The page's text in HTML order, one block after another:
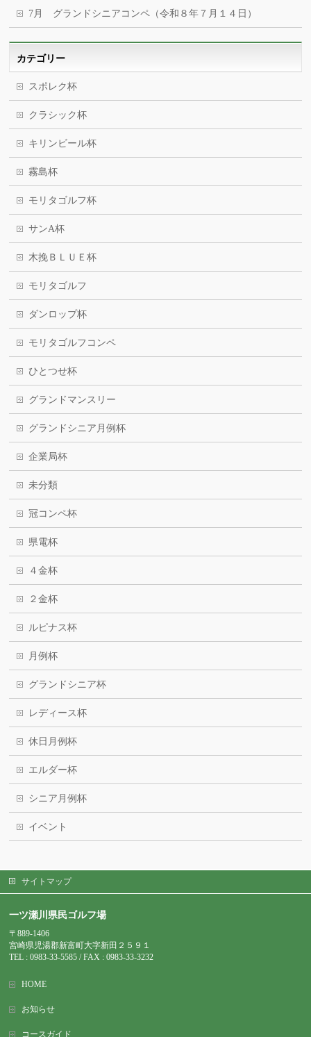
7月 グランドシニアコンペ（令和８年７月１４日）
カテゴリー
スポレク杯
クラシック杯
キリンビール杯
霧島杯
モリタゴルフ杯
サンA杯
木挽ＢＬＵＥ杯
モリタゴルフ
ダンロップ杯
モリタゴルフコンペ
ひとつせ杯
グランドマンスリー
グランドシニア月例杯
企業局杯
未分類
冠コンペ杯
県電杯
４金杯
２金杯
ルピナス杯
月例杯
グランドシニア杯
レディース杯
休日月例杯
エルダー杯
シニア月例杯
イベント
サイトマップ
一ツ瀬川県民ゴルフ場
〒889-1406
宮崎県児湯郡新富町大字新田２５９１
TEL : 0983-33-5585 / FAX : 0983-33-3232
HOME
お知らせ
コースガイド